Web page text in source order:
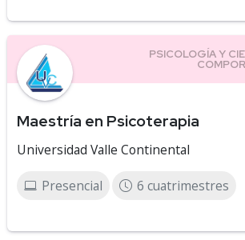
Maestría en Psicoterapia
Universidad Valle Continental
Presencial 6 cuatrimestres